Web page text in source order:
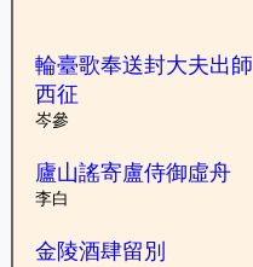
輪臺歌奉送封大夫出師
西征
岑參
廬山謠寄盧侍御虛舟
李白
金陵酒肆留別